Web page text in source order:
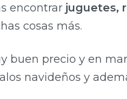
encontrar juguetes,
cosas más.
buen precio y en
navideños y